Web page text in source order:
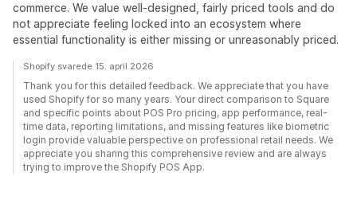
commerce. We value well-designed, fairly priced tools and do
not appreciate feeling locked into an ecosystem where
essential functionality is either missing or unreasonably priced.
Shopify svarede 15. april 2026
Thank you for this detailed feedback. We appreciate that you have
used Shopify for so many years. Your direct comparison to Square
and specific points about POS Pro pricing, app performance, real-
time data, reporting limitations, and missing features like biometric
login provide valuable perspective on professional retail needs. We
appreciate you sharing this comprehensive review and are always
trying to improve the Shopify POS App.